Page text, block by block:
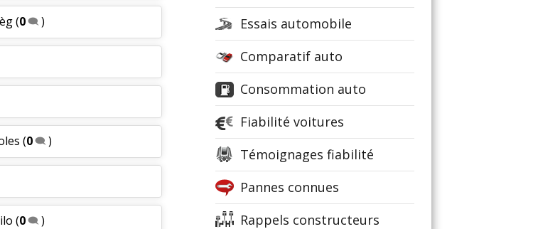
(0 )
(0 )
(0 )
Essais automobile
Comparatif auto
Consommation auto
Fiabilité voitures
Témoignages fiabilité
Pannes connues
Rappels constructeurs